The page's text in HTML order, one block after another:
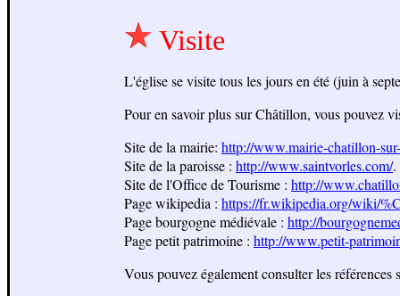
Visite
L'église se visite tous les jours en été (juin à
Pour en savoir plus sur Châtillon, vous pouvez
Site de la mairie: http://www.mairie-chatillon-
Site de la paroisse : http://www.saintvorles.com/.
Site de l'Office de Tourisme : http://
Page wikipedia : https://fr.wikipedia.org/wiki/
Page bourgogne médiévale : http://
Page petit patrimoine : http://www.petit-
Vous pouvez également consulter les références